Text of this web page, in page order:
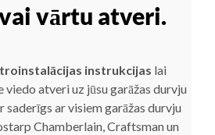
vārtu atveri.
instrukcijas lai
atveri uz jūsu garāžas durvju
saderīgs ar visiem garāžas durvju
Chamberlain, Craftsman un